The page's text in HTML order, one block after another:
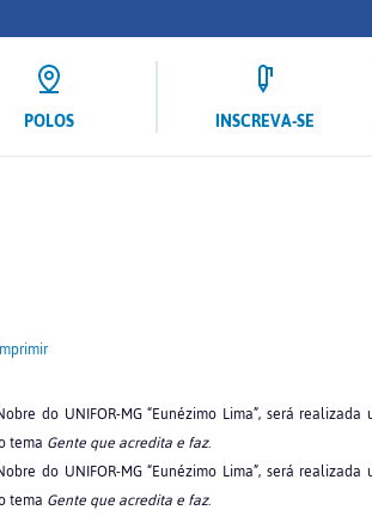
POLOS INSCREVA-SE
do UNIFOR-MG “Eunézimo Lima”, será
tema Gente que acredita e faz.
do UNIFOR-MG “Eunézimo Lima”, será
tema Gente que acredita e faz.